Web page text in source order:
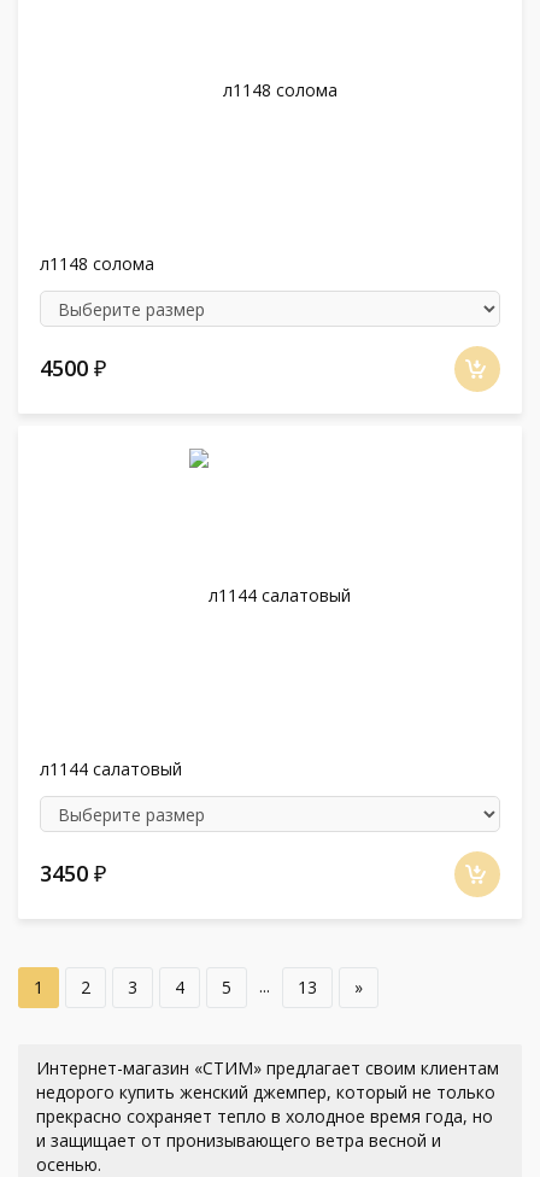
л1148 солома
4500 ₽
л1144 салатовый
3450 ₽
1 2 3 4 5 ... 13 »
Интернет-магазин «СТИМ» предлагает своим клиентам
недорого купить женский джемпер, который не только
прекрасно сохраняет тепло в холодное время года, но
и защищает от пронизывающего ветра весной и
осенью.